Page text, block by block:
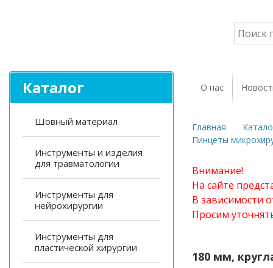
Каталог
Шовный материал
Инструменты и изделия
для травматологии
Инструменты для
нейрохирургии
Инструменты для
пластической хирургии
О нас
Главная
Пинцеты
Внимание!
На сайте
В зависимости
Просим
180 мм,